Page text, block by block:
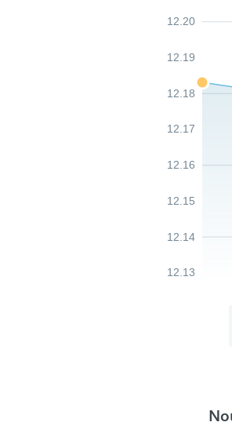
12.13
12.14
12.15
12.16
12.17
12.18
12.19
12.20